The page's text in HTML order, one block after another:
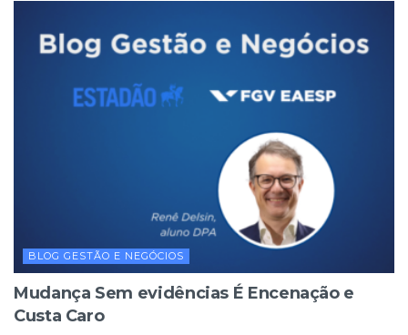
BLOG GESTÃO E NEGÓCIOS
Mudança Sem evidências É Encenação e
Custa Caro